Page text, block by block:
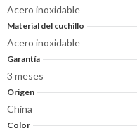
Acero inoxidable
Material del cuchillo
Acero inoxidable
Garantía
3 meses
Origen
China
Color